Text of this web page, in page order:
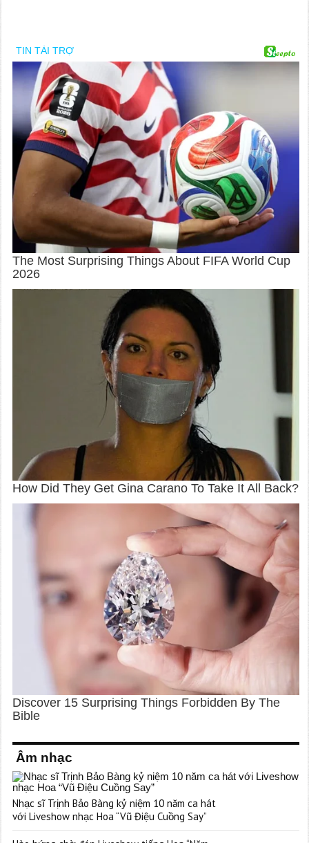
Âm nhạc
Nhạc sĩ Trịnh Bảo Bàng kỷ niệm 10 năm ca hát
với Liveshow nhạc Hoa “Vũ Điệu Cuồng Say”